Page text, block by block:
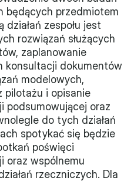
będących przedmiotem
zespołu jest
rozwiązań służących
zaplanowanie
konsultacji dokumentów
modelowych,
pilotażu i opisanie
podsumowującej oraz
do tych działań
spotykać się będzie
poświęci
oraz wspólnemu
rzeczniczych. Dla